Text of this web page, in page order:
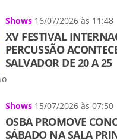
Shows 16/07/2026 às 11:48
XV FESTIVAL
PERCUSSÃO
SALVADOR DE 20 A 25
Shows 15/07/2026 às 07:50
OSBA PROMOVE
SÁBADO NA SALA